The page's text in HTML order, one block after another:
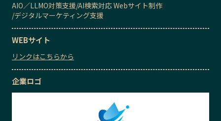
AIO／LLMO対策支援/AI検索対応 Webサイト制作
/デジタルマーケティング支援
WEBサイト
リンクはこちらから
企業ロゴ